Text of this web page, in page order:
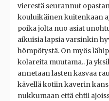
vierestä seurannut
kouluikäinen kuitenkaan
poika jolta nuo asiat
aikuisia lapsia varsinkin
hömpötystä. On myös
kolareita muutama.. Ja
annetaan lasten kasvaa
kävellä kotiin kaverin
nukkumaan että ehtii